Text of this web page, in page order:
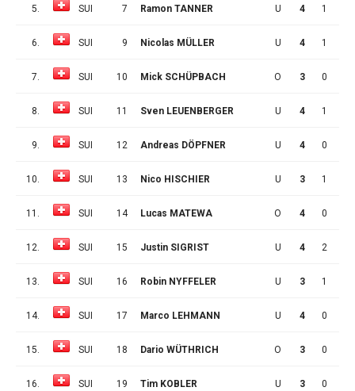
5. SUI 7 Ramon TANNER U 4 1
6. SUI 9 Nicolas MÜLLER U 4 1
7. SUI 10 Mick SCHÜPBACH O 3 0
8. SUI 11 Sven LEUENBERGER U 4 1
9. SUI 12 Andreas DÖPFNER U 4 0
10. SUI 13 Nico HISCHIER U 3 1
11. SUI 14 Lucas MATEWA O 4 0
12. SUI 15 Justin SIGRIST U 4 2
13. SUI 16 Robin NYFFELER U 3 1
14. SUI 17 Marco LEHMANN U 4 0
15. SUI 18 Dario WÜTHRICH O 3 0
16. SUI 19 Tim KOBLER U 3 0